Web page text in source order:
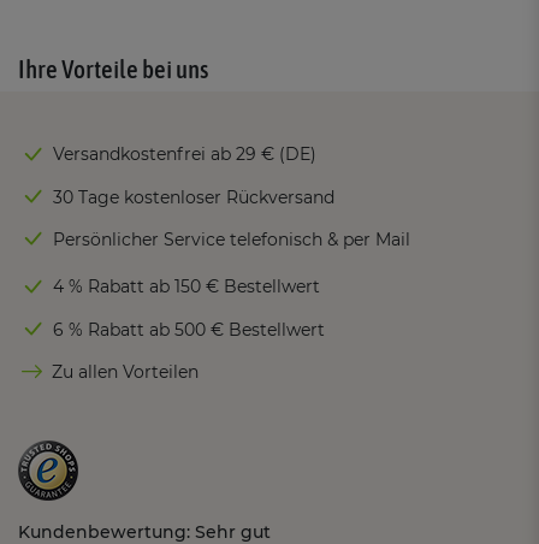
Ihre Vorteile bei uns
Versandkostenfrei ab 29 € (DE)
30 Tage kostenloser Rückversand
Persönlicher Service telefonisch & per Mail
4 % Rabatt ab 150 € Bestellwert
6 % Rabatt ab 500 € Bestellwert
Zu allen Vorteilen
Kundenbewertung: Sehr gut